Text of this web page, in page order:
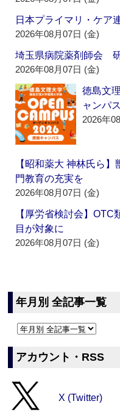
日本プライマリ・ケ
2026年08月07日 (金)
埼玉県病院薬剤師会
2026年08月07日 (金)
徳島文
ャンパ
2026年
【昭和薬大 神林氏ら
門教育の充実を
2026年08月07日 (金)
【厚労省検討会】OTC
目が対象に
2026年08月07日 (金)
年月別 全記事一覧
アカウント・RSS
X (Twitter)